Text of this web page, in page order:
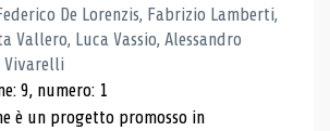
De Lorenzis, Fabrizio Lamberti,
Vallero, Luca Vassio, Alessandro
Vivarelli
9, numero: 1
è un progetto promosso in